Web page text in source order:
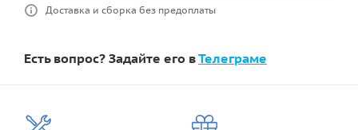
Доставка и сборка без предоплаты
Есть вопрос? Задайте его вТелеграме